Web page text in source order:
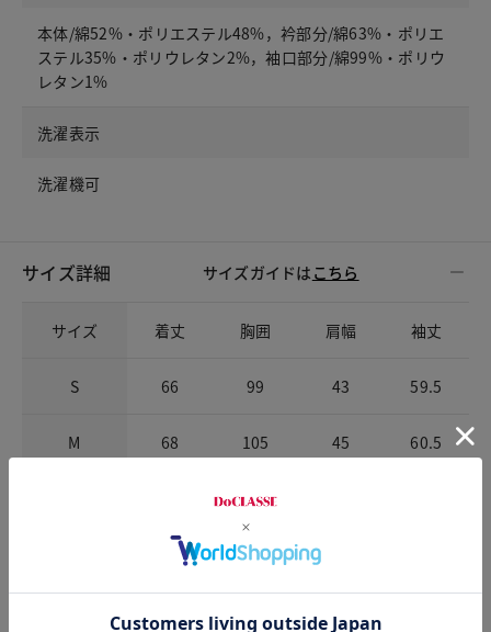
本体/綿52%・ポリエステル48%，衿部分/綿63%・ポリエ
ステル35%・ポリウレタン2%，袖口部分/綿99%・ポリウ
レタン1%
洗濯表示
洗濯機可
サイズ詳細 サイズガイドは こちら
サイズ 着丈 胸囲 肩幅 袖丈
S 66 99 43 59.5
M 68 105 45 60.5
111
72 117